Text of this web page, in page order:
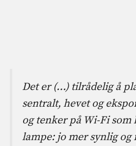
Det er (…) tilrådelig å
sentralt, hevet og
og tenker på Wi-Fi som
lampe: jo mer synlig